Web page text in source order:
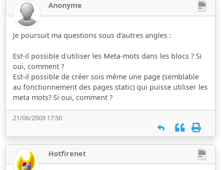
Anonyme
Je poursuit ma questions sous d'autres angles :
Est-il possible d'utiliser les Meta-mots dans les blocs ? Si
oui, comment ?
Est-il possible de créer sois même une page (semblable
au fonctionnement des pages static) qui puisse utiliser les
meta mots? Si oui, comment ?
21/06/2009 17:50
Hotfirenet